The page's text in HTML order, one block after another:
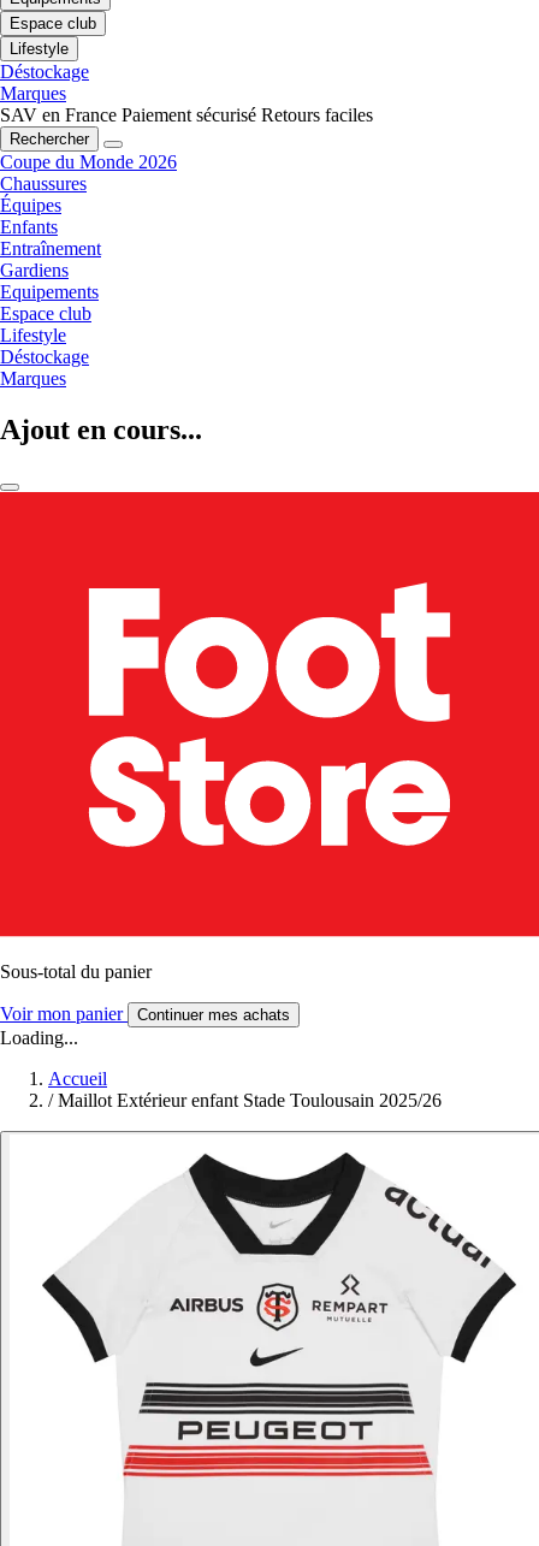
Espace club
Lifestyle
Déstockage
Marques
SAV en France Paiement sécurisé Retours faciles
Rechercher
Coupe du Monde 2026
Chaussures
Équipes
Enfants
Entraînement
Gardiens
Equipements
Espace club
Lifestyle
Déstockage
Marques
Ajout en cours...
Sous-total du panier
Voir mon panier Continuer mes achats
Loading...
Accueil
/ Maillot Extérieur enfant Stade Toulousain 2025/26